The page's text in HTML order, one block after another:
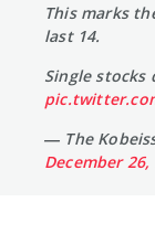
This marks
last 14.
Single
— The
December 26,